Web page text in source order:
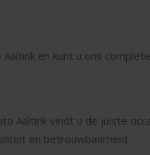
en kunt u ons
Aaltink vindt u de juiste
en betrouwbaarheid.